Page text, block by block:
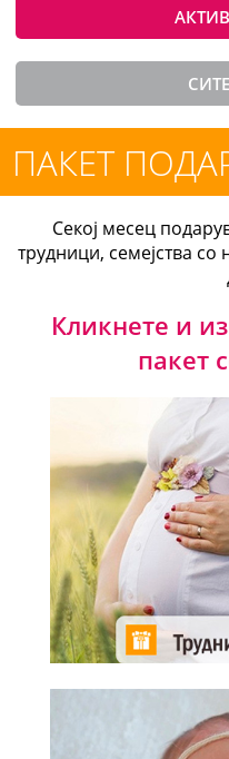
ПАКЕТ
Секој месец
трудници, семејства
Кликнете и
пакет